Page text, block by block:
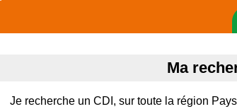
Ma
Je recherche un CDI, sur toute la région